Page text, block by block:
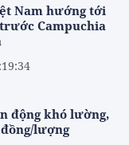
Nam hướng tới
Campuchia
động khó lường,
lượng